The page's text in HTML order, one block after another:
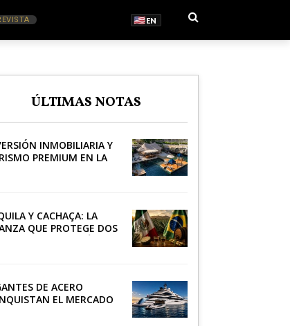
EN
ÚLTIMAS NOTAS
INMOBILIARIA Y
PREMIUM EN LA
Y CACHAÇA: LA
QUE PROTEGE DOS
DE ACERO
EL MERCADO